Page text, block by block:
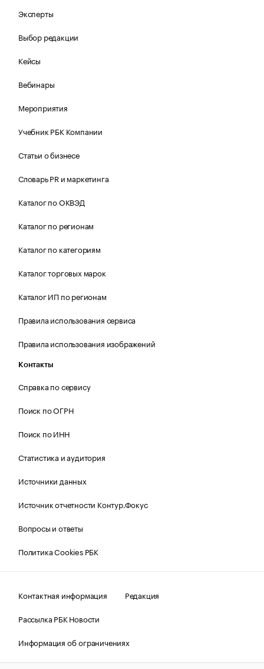
Эксперты
Выбор редакции
Кейсы
Вебинары
Мероприятия
Учебник РБК Компании
Статьи о бизнесе
Словарь PR и маркетинга
Каталог по ОКВЭД
Каталог по регионам
Каталог по категориям
Каталог торговых марок
Каталог ИП по регионам
Правила использования сервиса
Правила использования изображений
Контакты
Справка по сервису
Поиск по ОГРН
Поиск по ИНН
Статистика и аудитория
Источники данных
Источник отчетности Контур.Фокус
Вопросы и ответы
Политика Cookies РБК
Контактная информация
Редакция
Рассылка РБК Новости
Информация об ограничениях
Правовая информация
О соблюдении авторских прав